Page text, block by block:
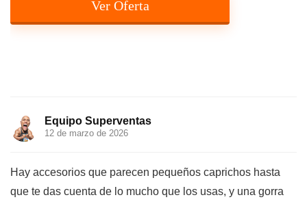
Ver Oferta
Equipo Superventas
12 de marzo de 2026
Hay accesorios que parecen pequeños caprichos hasta
que te das cuenta de lo mucho que los usas, y una gorra